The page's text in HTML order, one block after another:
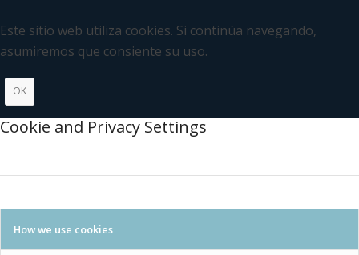
Este sitio web utiliza cookies. Si continúa navegando,
asumiremos que consiente su uso.
OK
Cookie and Privacy Settings
How we use cookies